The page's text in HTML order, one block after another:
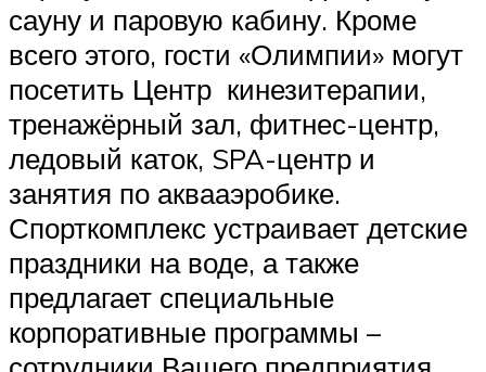
сауну и паровую кабину. Кроме
всего этого, гости «Олимпии» могут
посетить Центр кинезитерапии,
тренажёрный зал, фитнес-центр,
ледовый каток, SPA-центр и
занятия по аквааэробике.
Спорткомплекс устраивает детские
праздники на воде, а также
предлагает специальные
корпоративные программы –